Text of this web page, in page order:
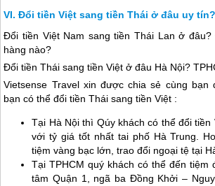
Đổi tiền Việt sang tiền Thái ở đâu uy tín?
Đổi tiền Việt Nam sang tiền Thái Lan ở đâu?
hàng nào?
Đổi tiền Thái sang tiền Việt ở đâu Hà Nội?
Vietsense Travel xin được chia sẻ cùng bạn
bạn có thể đổi tiền Thái sang tiền Việt :
Tại Hà Nội thì Qúy khách có thể đổi
với tỷ giá tốt nhất tai phố Hà Trung.
tiệm vàng bạc lớn, trao đổi ngoại tệ tại
Tại TPHCM quý khách có thể đến tiệm
tâm Quận 1, ngã ba Đồng Khởi –